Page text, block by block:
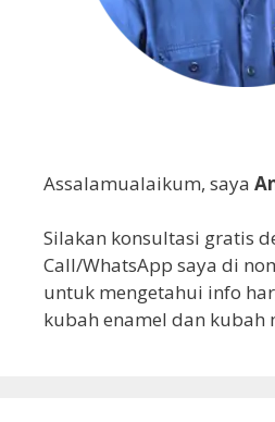
Assalamualaikum, saya
Silakan konsultasi gratis
Call/WhatsApp saya di
untuk mengetahui info
kubah enamel dan kubah